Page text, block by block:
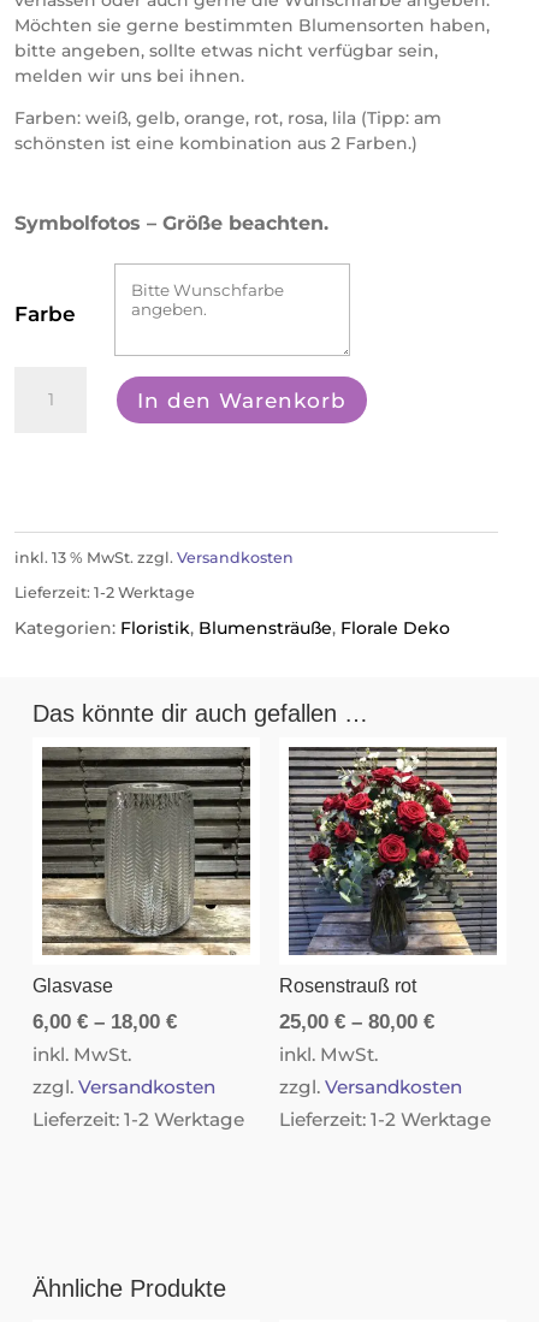
Möchten sie gerne bestimmten Blumensorten haben,
bitte angeben, sollte etwas nicht verfügbar sein,
melden wir uns bei ihnen.
Farben: weiß, gelb, orange, rot, rosa, lila (Tipp: am
schönsten ist eine kombination aus 2 Farben.)
Symbolfotos – Größe beachten.
Farbe
Gemischter
Blumenstrauß
In den Warenkorb
inkl. 13 % MwSt. zzgl. Versandkosten
Lieferzeit: 1-2 Werktage
Kategorien: Floristik, Blumensträuße, Florale Deko
Das könnte dir auch gefallen …
Glasvase
6,00 € – 18,00 €
inkl. MwSt.
zzgl. Versandkosten
Lieferzeit: 1-2 Werktage
Rosenstrauß rot
25,00 €– 80,00 €
inkl. MwSt.
zzgl. Versandkosten
Lieferzeit: 1-2 Werktage
Ähnliche Produkte